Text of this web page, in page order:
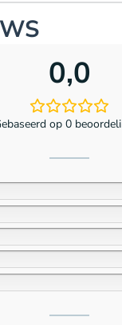
0,0
op 0